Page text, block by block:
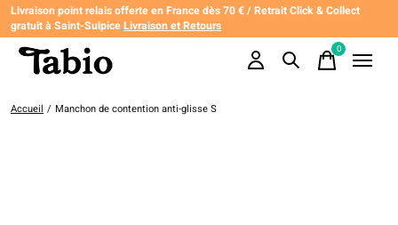
Livraison point relais offerte en France dès 70 € / Retrait Click & Collect
gratuit à Saint-SulpiceLivraison et Retours
0items
Accueil / Manchon de contention anti-glisse S